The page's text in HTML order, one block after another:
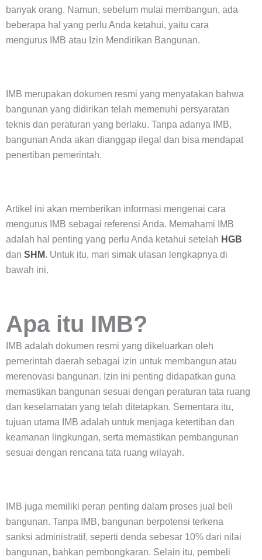
banyak orang. Namun, sebelum mulai membangun, ada
beberapa hal yang perlu Anda ketahui, yaitu cara
mengurus IMB atau Izin Mendirikan Bangunan.
IMB merupakan dokumen resmi yang menyatakan bahwa
bangunan yang didirikan telah memenuhi persyaratan
teknis dan peraturan yang berlaku. Tanpa adanya IMB,
bangunan Anda akan dianggap ilegal dan bisa mendapat
penertiban pemerintah.
Artikel ini akan memberikan informasi mengenai cara
mengurus IMB sebagai referensi Anda. Memahami IMB
adalah hal penting yang perlu Anda ketahui setelah HGB
dan SHM. Untuk itu, mari simak ulasan lengkapnya di
bawah ini.
Apa itu IMB?
IMB adalah dokumen resmi yang dikeluarkan oleh
pemerintah daerah sebagai izin untuk membangun atau
merenovasi bangunan. Izin ini penting didapatkan guna
memastikan bangunan sesuai dengan peraturan tata ruang
dan keselamatan yang telah ditetapkan. Sementara itu,
tujuan utama IMB adalah untuk menjaga ketertiban dan
keamanan lingkungan, serta memastikan pembangunan
sesuai dengan rencana tata ruang wilayah.
IMB juga memiliki peran penting dalam proses jual beli
bangunan. Tanpa IMB, bangunan berpotensi terkena
sanksi administratif, seperti denda sebesar 10% dari nilai
bangunan, bahkan pembongkaran. Selain itu, pembeli